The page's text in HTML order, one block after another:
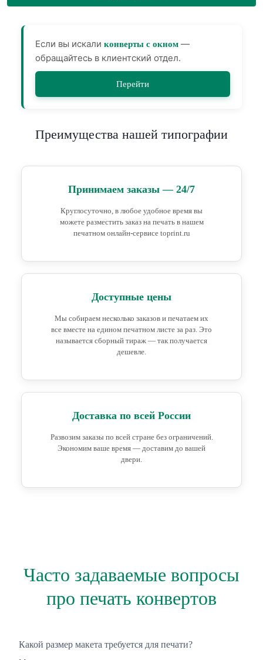
Если вы искали конверты с окном —
обращайтесь в клиентский отдел.
Перейти
Преимущества нашей типографии
Принимаем заказы — 24/7
Круглосуточно, в любое удобное время вы
можете разместить заказ на печать в нашем
печатном онлайн-сервисе toprint.ru
Доступные цены
Мы собираем несколько заказов и печатаем их
все вместе на едином печатном листе за раз. Это
называется сборный тираж — так получается
дешевле.
Доставка по всей России
Развозим заказы по всей стране без ограничений.
Экономим ваше время — доставим до вашей
двери.
Часто задаваемые вопросы
про печать конвертов
Какой размер макета требуется для печати?